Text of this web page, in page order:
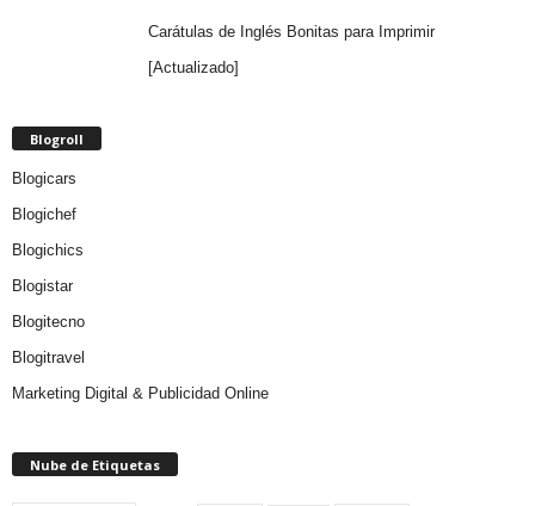
Carátulas de Inglés Bonitas para Imprimir
[Actualizado]
Blogroll
Blogicars
Blogichef
Blogichics
Blogistar
Blogitecno
Blogitravel
Marketing Digital & Publicidad Online
Nube de Etiquetas